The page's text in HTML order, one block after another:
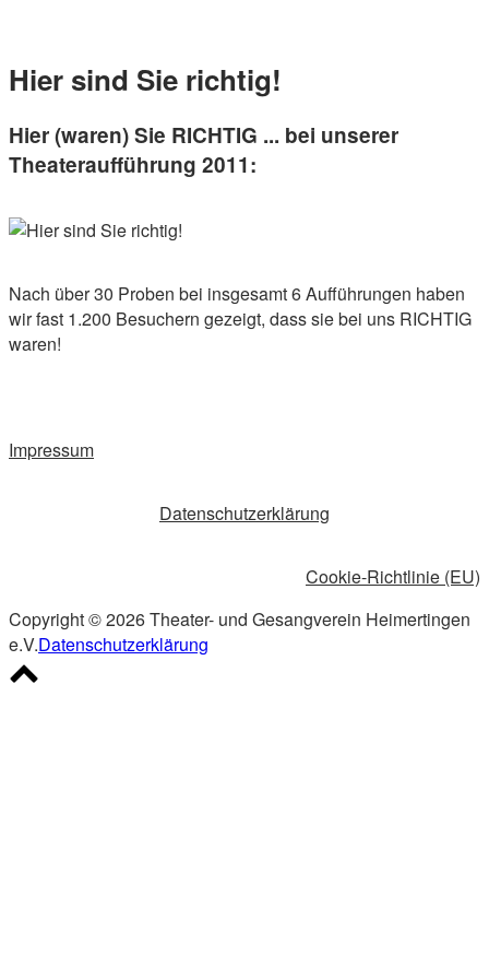
content
Menu
Hier sind Sie richtig!
Hier (waren) Sie RICHTIG ... bei unserer
Theateraufführung 2011:
Nach über 30 Proben bei insgesamt 6 Aufführungen haben
wir fast 1.200 Besuchern gezeigt, dass sie bei uns RICHTIG
waren!
Impressum
Datenschutzerklärung
Cookie-Richtlinie (EU)
Copyright © 2026 Theater- und Gesangverein Heimertingen
e.V.Datenschutzerklärung
Scroll